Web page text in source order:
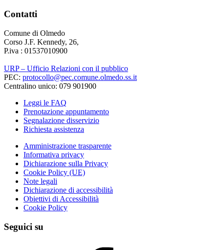
Contatti
Comune di Olmedo
Corso J.F. Kennedy, 26,
P.iva : 01537010900
URP – Ufficio Relazioni con il pubblico
PEC: protocollo@pec.comune.olmedo.ss.it
Centralino unico: 079 901900
Leggi le FAQ
Prenotazione appuntamento
Segnalazione disservizio
Richiesta assistenza
Amministrazione trasparente
Informativa privacy
Dichiarazione sulla Privacy
Cookie Policy (UE)
Note legali
Dichiarazione di accessibilità
Obiettivi di Accessibilità
Cookie Policy
Seguici su